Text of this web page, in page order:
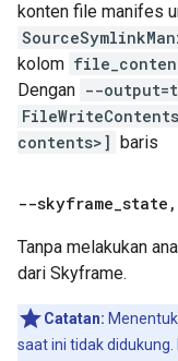
konten file manifes
kolom
Dengan --
contents>] baris
--skyframe_state ,
Tanpa melakukan
dari Skyframe.
Catatan:
saat ini tidak